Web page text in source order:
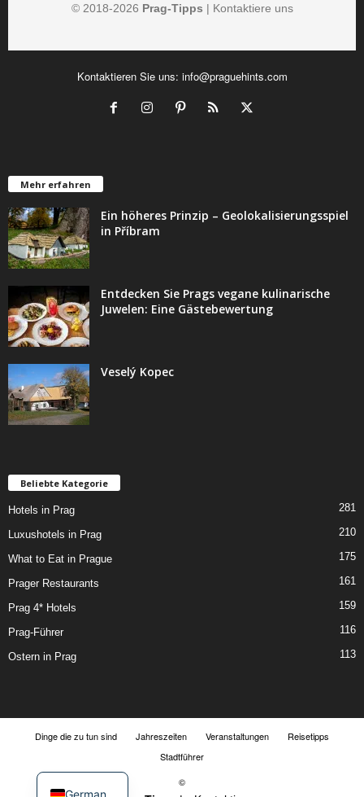
© 2018-2026 Prag-Tipps | Kontaktiere uns
Kontaktieren Sie uns: info@praguehints.com
Mehr erfahren
Ein höheres Prinzip – Geolokalisierungsspiel
in Příbram
Entdecken Sie Prags vegane kulinarische
Juwelen: Eine Gästebewertung
Veselý Kopec
Beliebte Kategorie
Hotels in Prag 281
Luxushotels in Prag 210
What to Eat in Prague 175
Prager Restaurants 161
Prag 4* Hotels 159
Prag-Führer 116
Ostern in Prag 113
Dinge die zu tun sind Jahreszeiten Veranstaltungen
Reisetipps
Stadtführer
©
German